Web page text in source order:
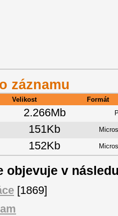
záznamu
Velikost
Formát
2.266Mb
151Kb
152Kb
objevuje v
[1869]